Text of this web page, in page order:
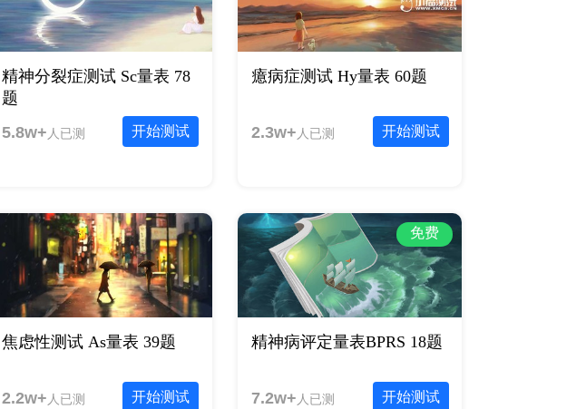
精神分裂症测试 Sc量表 78
题
开始测试
5.8w+ 人已测
癔病症测试 Hy量表 60题
开始测试
2.3w+ 人已测
焦虑性测试 As量表 39题
开始测试
2.2w+ 人已测
免费
精神病评定量表BPRS 18题
开始测试
7.2w+ 人已测